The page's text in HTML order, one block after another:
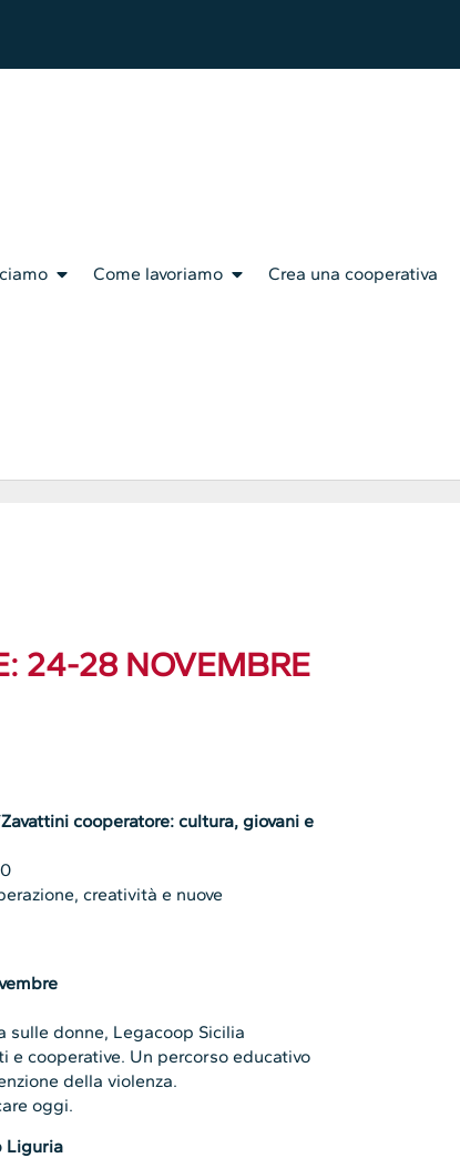
Come lavoriamo Crea una cooperativa
24-28 NOVEMBRE
cooperatore: cultura, giovani e
creatività e nuove
sulle donne, Legacoop Sicilia
e cooperative. Un percorso educativo
della violenza.
oggi.
Liguria